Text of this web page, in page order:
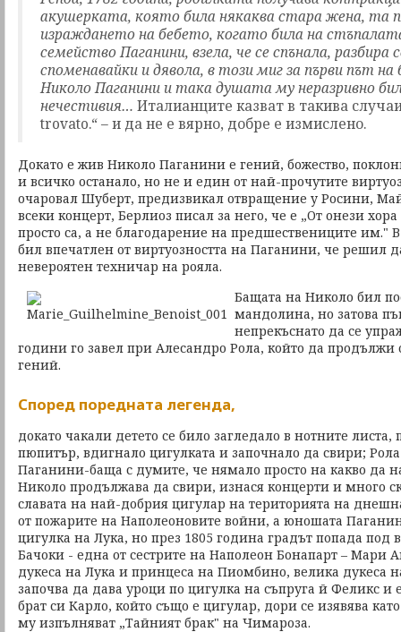
акушерката, която била някаква стара жена, та
израждането на бебето, когато била на
семейство Паганини, взела, че се спънала, разбира
споменавайки и дявола, в този миг за първи път
Николо Паганини и така душата му неразривно
нечестивия… Италианците казват в такива
trovato.“ – и да не е вярно, добре е измислено.
Докато е жив Николо Паганини е гений, божество,
и всичко останало, но не и един от най-прочутите
очаровал Шуберт, предизвикал отвращение у Росини,
всеки концерт, Берлиоз писал за него, че е „От онези хора
просто са, а не благодарение на предшествениците им."
бил впечатлен от виртуозността на Паганини, че решил
невероятен техничар на рояла.
Бащата на Николо бил
мандолина, но затова
непрекъснато да се
години го завел при Алесандро Рола, който да продължи
гений.
Според поредната легенда,
докато чакали детето се било загледало в нотните листа,
пюпитър, вдигнало цигулката и започнало да свири;
Паганини-баща с думите, че нямало просто на какво да
Николо продължава да свири, изнася концерти и много
славата на най-добрия цигулар на територията на
от пожарите на Наполеоновите войни, а юношата
цигулка на Лука, но през 1805 година градът попада под
Бачоки - една от сестрите на Наполеон Бонапарт – Мари
дукеса на Лука и принцеса на Пиомбино, велика дукеса
започва да дава уроци по цигулка на съпруга й Феликс и
брат си Карло, който също е цигулар, дори се изявява
му изпълняват „Тайният брак" на Чимароза.